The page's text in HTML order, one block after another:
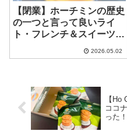
【閉業】ホーチミンの歴史
の一つと言って良いライ
ト・フレンチ＆スイーツで
した！ ~ Une Journée à
2026.05.02
【
ココ
った